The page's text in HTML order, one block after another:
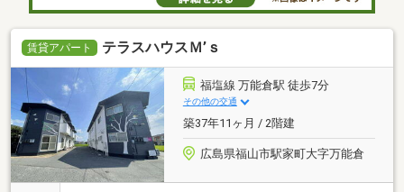
賃貸アパート テラスハウスＭ’ｓ
福塩線 万能倉駅 徒歩7分
その他の交通
築37年11ヶ月 / 2階建
広島県福山市駅家町大字万能倉